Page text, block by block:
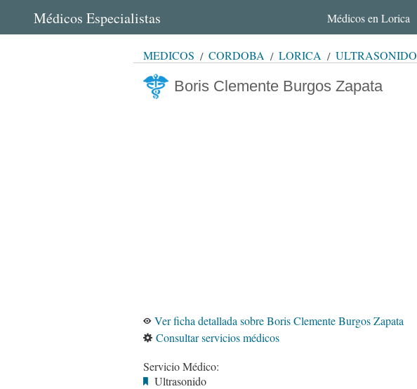
Médicos Especialistas Médicos en Lorica
MÉDICOS CÓRDOBA LORICA ULTRASONIDO
Boris Clemente Burgos Zapata
Ver ficha detallada sobre Boris Clemente Burgos Zapata
Consultar servicios médicos
Servicio Médico:
Ultrasonido